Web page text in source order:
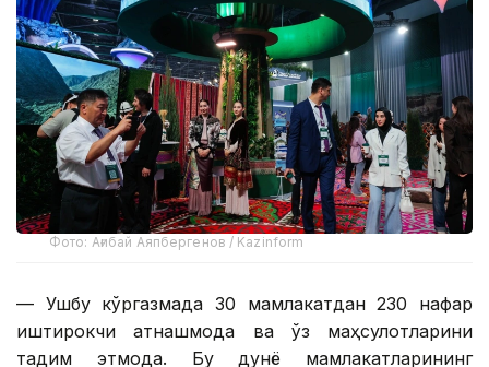
Фото: Ағибай Аяпбергенов / Kazinform
— Ушбу кўргазмада 30 мамлакатдан 230 нафар
иштирокчи қатнашмоқда ва ўз маҳсулотларини
тақдим этмоқда. Бу дунё мамлакатларининг